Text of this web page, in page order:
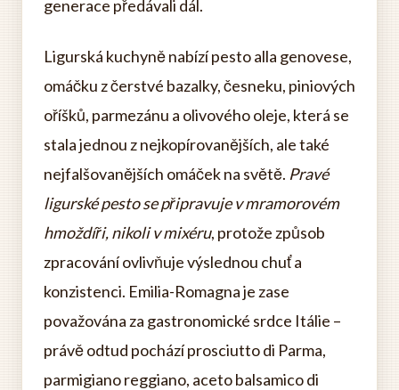
generace předávali dál.
Ligurská kuchyně nabízí pesto alla genovese,
omáčku z čerstvé bazalky, česneku, piniových
oříšků, parmezánu a olivového oleje, která se
stala jednou z nejkopírovanějších, ale také
nejfalšovanějších omáček na světě. Pravé
ligurské pesto se připravuje v mramorovém
hmoždíři, nikoli v mixéru, protože způsob
zpracování ovlivňuje výslednou chuť a
konzistenci. Emilia-Romagna je zase
považována za gastronomické srdce Itálie –
právě odtud pochází prosciutto di Parma,
parmigiano reggiano, aceto balsamico di